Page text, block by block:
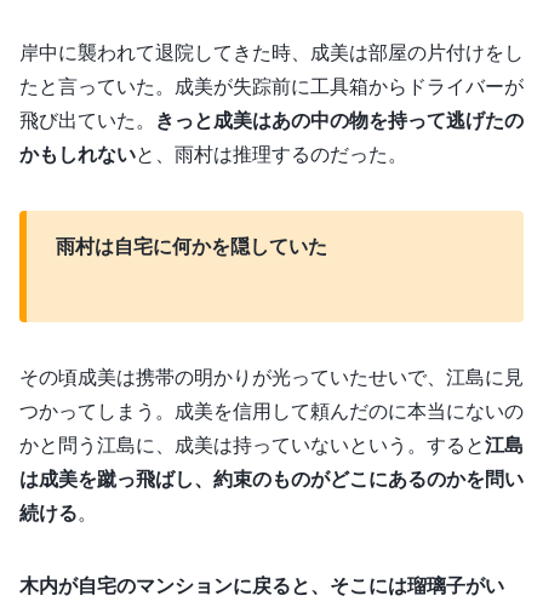
岸中に襲われて退院してきた時、成美は部屋の片付けをし
たと言っていた。成美が失踪前に工具箱からドライバーが
飛び出ていた。
きっと成美はあの中の物を持って逃げたの
かもしれないと、雨村は推理するのだった。
雨村は自宅に何かを隠していた
その頃成美は携帯の明かりが光っていたせいで、江島に見
つかってしまう。成美を信用して頼んだのに本当にないの
かと問う江島に、成美は持っていないという。すると江島
は成美を蹴っ飛ばし、約束のものがどこにあるのかを問い
続ける。
木内が自宅のマンションに戻ると、そこには瑠璃子がい